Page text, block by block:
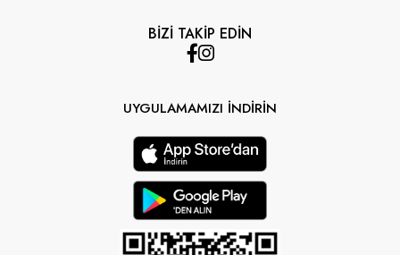
BİZİ TAKİP EDİN
UYGULAMAMIZI İNDİRİN